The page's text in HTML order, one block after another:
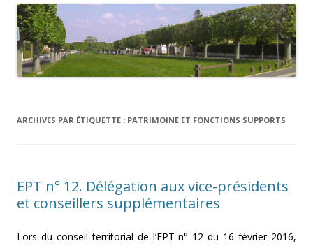
ARCHIVES PAR ÉTIQUETTE : PATRIMOINE ET FONCTIONS SUPPORTS
EPT n° 12. Délégation aux vice-présidents
et conseillers supplémentaires
Lors du conseil territorial de l’EPT n° 12 du 16 février 2016,